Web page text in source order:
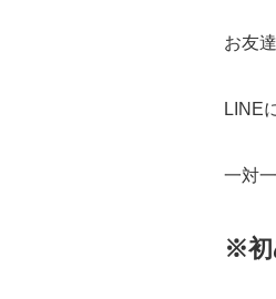
お友
LINE
一対
※初